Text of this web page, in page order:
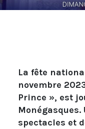
La fête
novembre
Prince », est
spectacles et